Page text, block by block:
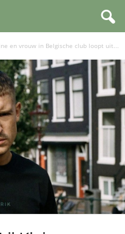
en vrouw in Belgische club loopt uit...